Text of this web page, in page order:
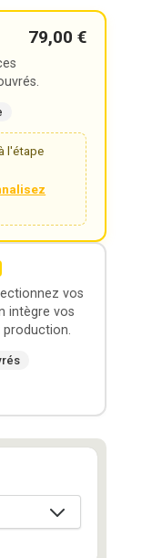
79,00 €
l'étape
vos
intègre vos
production.